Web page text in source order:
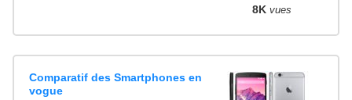
8K vues
Comparatif des Smartphones en
vogue